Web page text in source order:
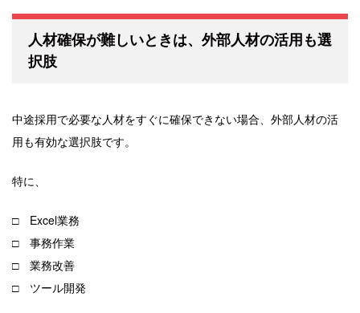
人材確保が難しいときは、外部人材の活用も選
択肢
中途採用で必要な人材をすぐに確保できない場合、外部人材の活
用も有効な選択肢です。
特に、
□ Excel業務
□ 事務作業
□ 業務改善
□ ツール開発